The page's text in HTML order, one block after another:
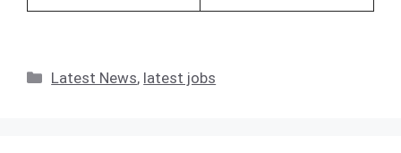
Categories
Latest News, latest jobs